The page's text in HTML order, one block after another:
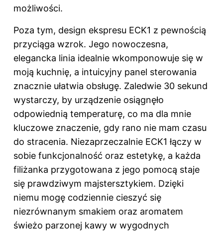
możliwości.
Poza tym, design ekspresu ECK1 z pewnością
przyciąga wzrok. Jego nowoczesna,
elegancka linia idealnie wkomponowuje się w
moją kuchnię, a intuicyjny panel sterowania
znacznie ułatwia obsługę. Zaledwie 30 sekund
wystarczy, by urządzenie osiągnęło
odpowiednią temperaturę, co ma dla mnie
kluczowe znaczenie, gdy rano nie mam czasu
do stracenia. Niezaprzeczalnie ECK1 łączy w
sobie funkcjonalność oraz estetykę, a każda
filiżanka przygotowana z jego pomocą staje
się prawdziwym majstersztykiem. Dzięki
niemu mogę codziennie cieszyć się
niezrównanym smakiem oraz aromatem
świeżo parzonej kawy w wygodnych